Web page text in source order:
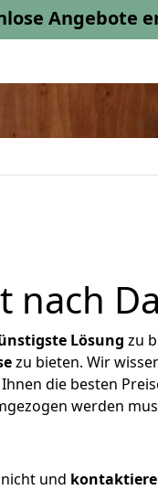
Angebote
Lösung zu
zu bieten. Wir
die besten
werden
und